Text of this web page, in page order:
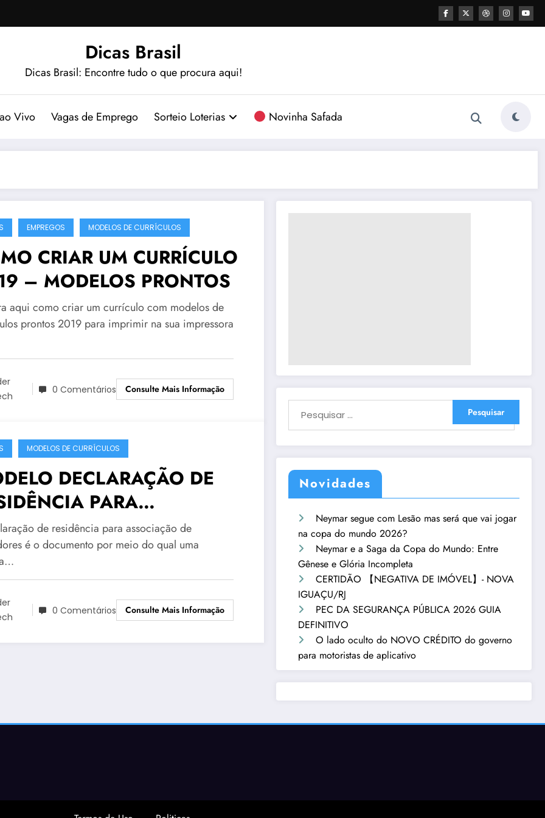
Dicas Brasil
Dicas Brasil: Encontre tudo o que procura aqui!
Vivo Vagas de Emprego Sorteio Loterias Novinha Safada
EMPREGOS MODELOS DE CURRÍCULOS
CRIAR UM CURRÍCULO
– MODELOS PRONTOS
aqui como criar um currículo com modelos de
prontos 2019 para imprimir na sua impressora
0 Comentários Consulte Mais Informação
MODELOS DE CURRÍCULOS
DECLARAÇÃO DE
PARA
DE
de residência para associação de
é o documento por meio do qual uma
0 Comentários Consulte Mais Informação
Novidades
Neymar segue com Lesão mas será que vai jogar
na copa do mundo 2026?
Neymar e a Saga da Copa do Mundo: Entre
Gênese e Glória Incompleta
CERTIDÃO 【NEGATIVA DE IMÓVEL】- NOVA
IGUAÇU/RJ
PEC DA SEGURANÇA PÚBLICA 2026 GUIA
DEFINITIVO
O lado oculto do NOVO CRÉDITO do governo
para motoristas de aplicativo